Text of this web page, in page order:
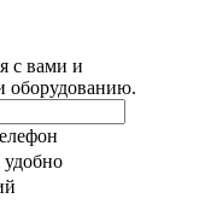
с вами и
оборудованию.
удобно